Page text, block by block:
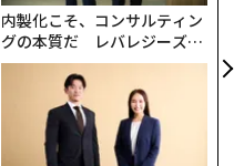
内製化こそ、コンサルティン
グの本質だ レバレジーズが
実践する、次世代ファームの